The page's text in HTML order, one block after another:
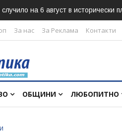
на 6 август в исторически
За нас За Реклама Контакти
ОБЩИНИ ЛЮБОПИТНО